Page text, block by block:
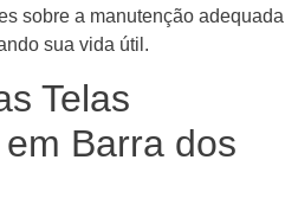
sobre a manutenção adequada
sua vida útil.
Telas
Barra dos